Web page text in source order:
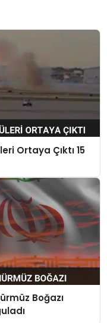
Ortaya Çıktı 15
Boğazı